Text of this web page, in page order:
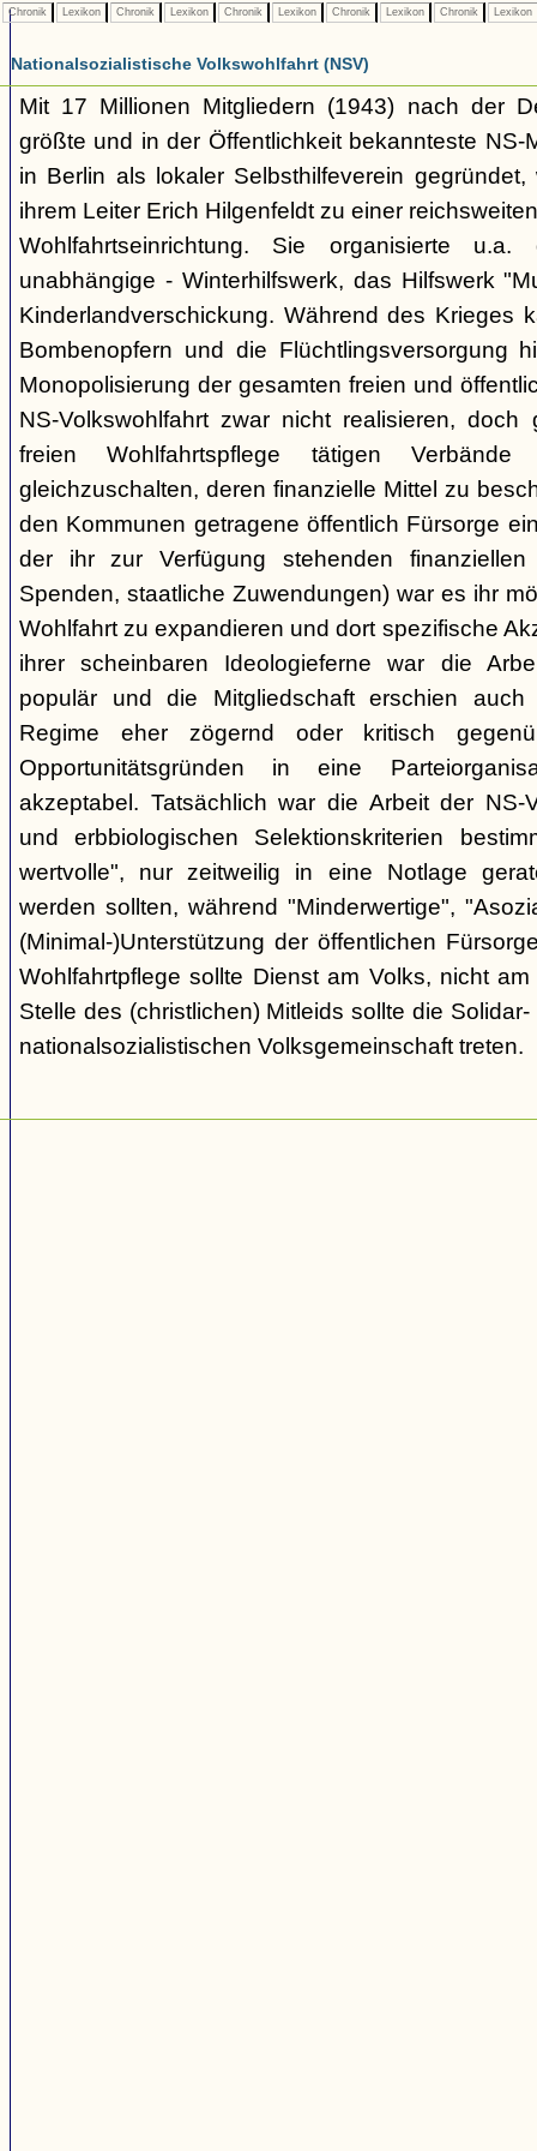
Chronik Lexikon Chronik Lexikon Chronik Lexikon Chronik Lexikon Chronik Lexikon
Nationalsozialistische Volkswohlfahrt (NSV)
Mit 17 Millionen Mitgliedern (1943) nach der
größte und in der Öffentlichkeit bekannteste NS-
in Berlin als lokaler Selbsthilfeverein
ihrem Leiter Erich Hilgenfeldt zu einer
Wohlfahrtseinrichtung. Sie organisierte
unabhängige - Winterhilfswerk, das Hilfswerk
Kinderlandverschickung. Während des Krieges
Bombenopfern und die Flüchtlingsversorgung
Monopolisierung der gesamten freien und
NS-Volkswohlfahrt zwar nicht realisieren,
freien Wohlfahrtspflege tätigen Verbände
gleichzuschalten, deren finanzielle Mittel zu
den Kommunen getragene öffentlich Fürsorge
der ihr zur Verfügung stehenden finanziellen
Spenden, staatliche Zuwendungen) war es ihr
Wohlfahrt zu expandieren und dort spezifische
ihrer scheinbaren Ideologieferne war die
populär und die Mitgliedschaft erschien
Regime eher zögernd oder kritisch
Opportunitätsgründen in eine
akzeptabel. Tatsächlich war die Arbeit der NS-
und erbbiologischen Selektionskriterien
wertvolle", nur zeitweilig in eine Notlage
werden sollten, während "Minderwertige",
(Minimal-)Unterstützung der öffentlichen
Wohlfahrtpflege sollte Dienst am Volks, nicht
Stelle des (christlichen) Mitleids sollte die
nationalsozialistischen Volksgemeinschaft treten.